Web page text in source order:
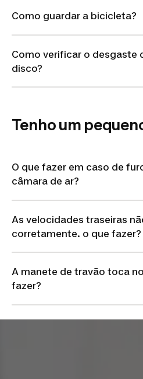
Como guardar a bicicleta?
Como verificar o desgaste
disco?
Tenho um
O que fazer em caso de
câmara de ar?
As velocidades traseiras
corretamente. o que fazer?
A manete de travão toca
fazer?